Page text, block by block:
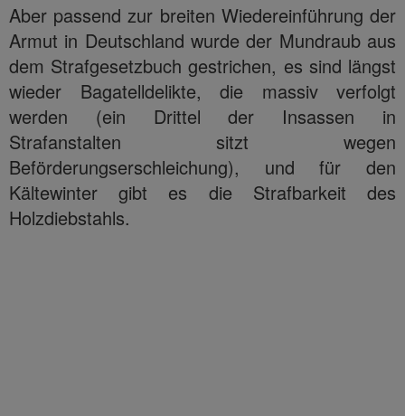
Aber passend zur breiten Wiedereinführung der
Armut in Deutschland wurde der Mundraub aus
dem Strafgesetzbuch gestrichen, es sind längst
wieder Bagatelldelikte, die massiv verfolgt
werden (ein Drittel der Insassen in
Strafanstalten sitzt wegen
Beförderungserschleichung), und für den
Kältewinter gibt es die Strafbarkeit des
Holzdiebstahls.